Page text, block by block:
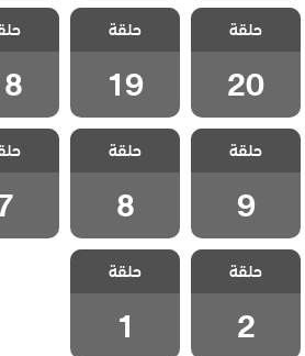
مسلسل حلم
اشرف الحلقة 20
حلقة
20
مسلسل حلم
اشرف الحلقة 19
حلقة
19
اشرف
مسلسل حلم
اشرف الحلقة 9
حلقة
9
مسلسل حلم
اشرف الحلقة 8
حلقة
8
اشرف
مسلسل حلم
اشرف الحلقة 2
حلقة
2
مسلسل حلم
اشرف الحلقة 1
حلقة
1